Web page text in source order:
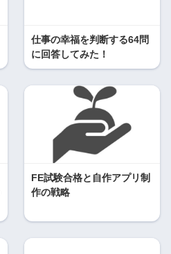
仕事の幸福を判断する64問
に回答してみた！
FE試験合格と自作アプリ制
作の戦略